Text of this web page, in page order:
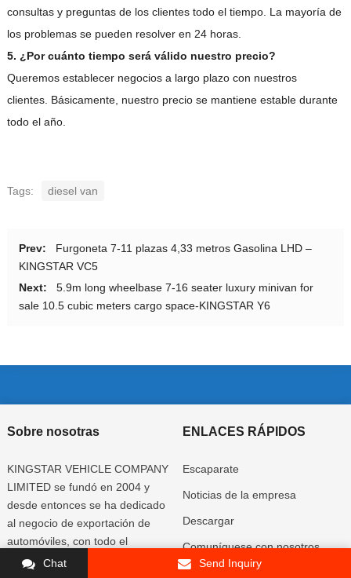
consultas y preguntas de los clientes todo el tiempo. La mayoría de
los problemas se pueden resolver en 24 horas.
5. ¿Por cuánto tiempo será válido nuestro precio?
Queremos establecer negocios a largo plazo con nuestros
clientes. Básicamente, nuestro precio se mantiene estable durante
todo el año.
Tags: diesel van
Prev:
Furgoneta 7-11 plazas 4,33 metros Gasolina LHD –
KINGSTAR VC5
Next:
5.9m long wheelbase 7-16 seater luxury minivan for
sale 10.5 cubic meters cargo space-KINGSTAR Y6
Sobre nosotras
KINGSTAR VEHICLE COMPANY
LIMITED se fundó en 2004 y
desde entonces se ha dedicado
al negocio de exportación de
automóviles, con todo el
personal con una rica
ENLACES RÁPIDOS
Escaparate
Noticias de la empresa
Descargar
Comuníquese con nosotros
Chat
Send Inquiry